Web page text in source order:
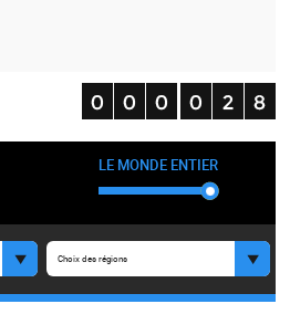
LE MONDE ENTIER
Choix des régions